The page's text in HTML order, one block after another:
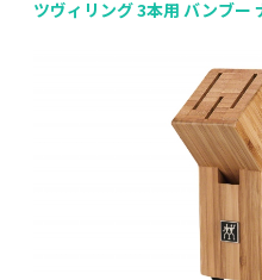
ツヴィリング 3本用 バンブー